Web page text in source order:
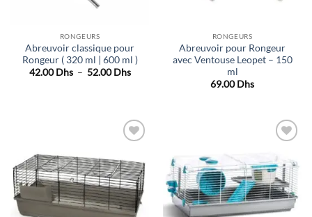
RONGEURS
Abreuvoir classique pour
Rongeur ( 320 ml | 600 ml )
42.00Dhs – 52.00DhsPlage
RONGEURS
Abreuvoir pour Rongeur
avec Ventouse Leopet – 150
ml
69.00Dhs
à la liste
de
souhaits
à la liste
de
souhaits